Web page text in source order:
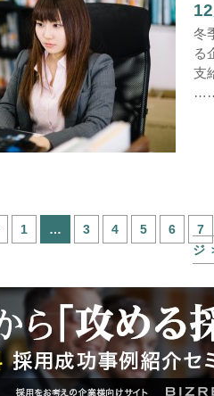
冬
る
支
……
1 … 3 4 5 6 7
ジ